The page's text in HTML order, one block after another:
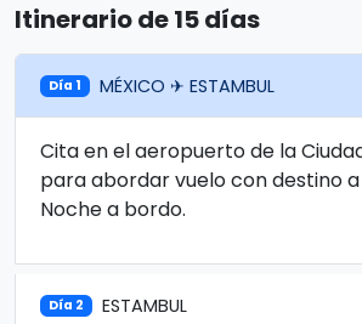
Itinerario de 15 días
Día 1 MÉXICO ✈ ESTAMBUL
Cita en el aeropuerto de la
para abordar vuelo con destino
Noche a bordo.
Día 2 ESTAMBUL